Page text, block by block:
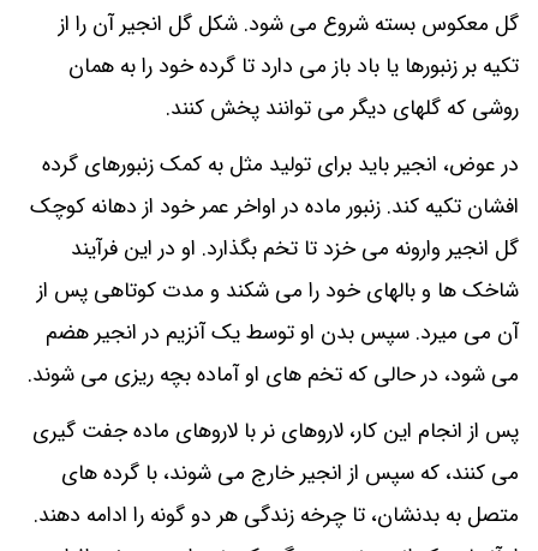
گل معکوس بسته شروع می شود. شکل گل‌ انجیر آن را از
تکیه بر زنبورها یا باد باز می دارد تا گرده خود را به همان
روشی که گلهای دیگر می توانند پخش کنند.
در عوض، انجیر باید برای تولید مثل به کمک زنبورهای گرده
افشان تکیه کند. زنبور ماده در اواخر عمر خود از دهانه کوچک
گل‌ انجیر وارونه می خزد تا تخم بگذارد. او در این فرآیند
شاخک ها و بالهای خود را می‌ شکند و مدت کوتاهی پس از
آن می‌ میرد. سپس بدن او توسط یک آنزیم در انجیر هضم
می شود، در حالی که تخم های او آماده بچه ریزی می شوند.
پس از انجام این کار، لاروهای نر با لاروهای ماده جفت گیری
می کنند، که سپس از انجیر خارج می شوند، با گرده های
متصل به بدنشان، تا چرخه زندگی هر دو گونه را ادامه دهند.